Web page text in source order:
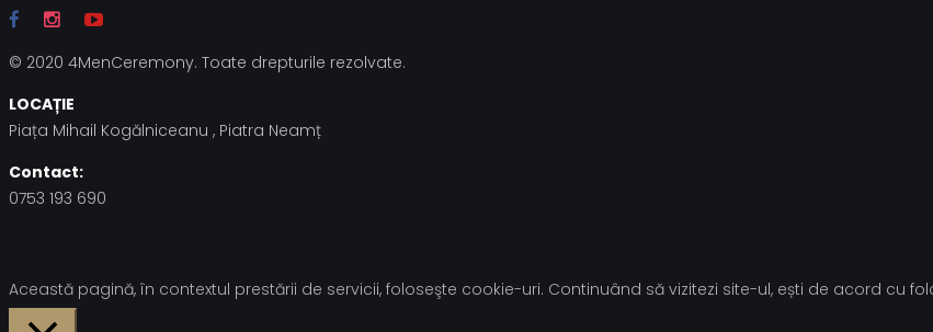
© 2020 4MenCeremony. Toate drepturile rezolvate.
LOCAȚIE
Piața Mihail Kogălniceanu , Piatra Neamț
Contact:
0753 193 690
Această pagină, în contextul prestării de servicii, foloseşte cookie-uri. Continuând să vizitezi site-ul, ești de acord cu